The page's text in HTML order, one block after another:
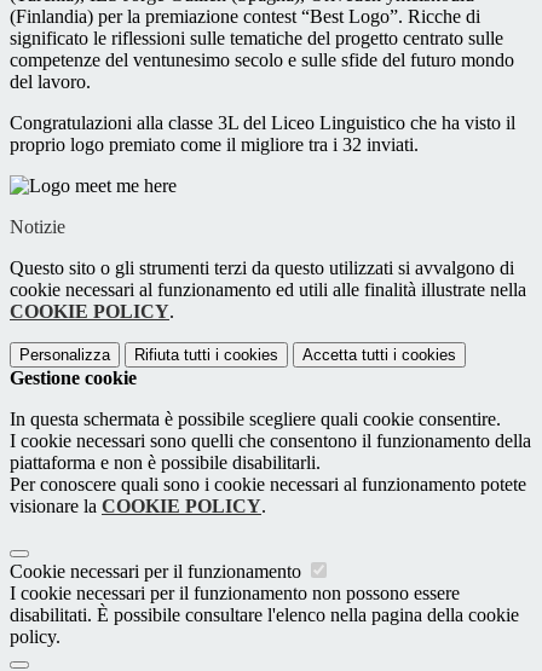
(Finlandia) per la premiazione contest “Best Logo”. Ricche di
significato le riflessioni sulle tematiche del progetto centrato sulle
competenze del ventunesimo secolo e sulle sfide del futuro mondo
del lavoro.
Congratulazioni alla classe 3L del Liceo Linguistico che ha visto il
proprio logo premiato come il migliore tra i 32 inviati.
Notizie
Questo sito o gli strumenti terzi da questo utilizzati si avvalgono di
cookie necessari al funzionamento ed utili alle finalità illustrate nella
COOKIE POLICY.
Personalizza Rifiuta tutti i cookies Accetta tutti i cookies
Gestione cookie
In questa schermata è possibile scegliere quali cookie consentire.
I cookie necessari sono quelli che consentono il funzionamento della
piattaforma e non è possibile disabilitarli.
Per conoscere quali sono i cookie necessari al funzionamento potete
visionare la COOKIE POLICY.
Cookie necessari per il funzionamento
I cookie necessari per il funzionamento non possono essere
disabilitati. È possibile consultare l'elenco nella pagina della cookie
policy.